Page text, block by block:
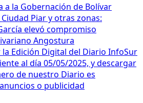
a la Gobernación de Bolívar
Piar y otras zonas:
elevó compromiso
Angostura
la Edición Digital del Diario InfoSur
al día 05/05/2025, y descargar
de nuestro Diario es
o publicidad